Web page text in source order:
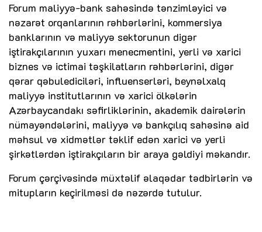
Forum maliyyə-bank sahəsində tənzimləyici və
nəzarət orqanlarının rəhbərlərini, kommersiya
banklarının və maliyyə sektorunun digər
iştirakçılarının yuxarı menecmentini, yerli və xarici
biznes və ictimai təşkilatların rəhbərlərini, digər
qərar qəbulediciləri, influenserləri, beynəlxalq
maliyyə institutlarının və xarici ölkələrin
Azərbaycandakı səfirliklərinin, akademik dairələrin
nümayəndələrini, maliyyə və bankçılıq sahəsinə aid
məhsul və xidmətlər təklif edən xarici və yerli
şirkətlərdən iştirakçıların bir araya gəldiyi məkandır.
Forum çərçivəsində müxtəlif əlaqədar tədbirlərin və
mitupların keçirilməsi də nəzərdə tutulur.